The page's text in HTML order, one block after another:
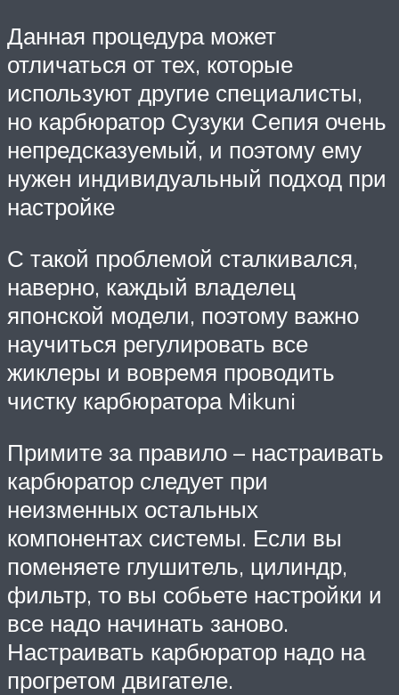
Данная процедура может
отличаться от тех, которые
используют другие специалисты,
но карбюратор Сузуки Сепия очень
непредсказуемый, и поэтому ему
нужен индивидуальный подход при
настройке
С такой проблемой сталкивался,
наверно, каждый владелец
японской модели, поэтому важно
научиться регулировать все
жиклеры и вовремя проводить
чистку карбюратора Mikuni
Примите за правило – настраивать
карбюратор следует при
неизменных остальных
компонентах системы. Если вы
поменяете глушитель, цилиндр,
фильтр, то вы собьете настройки и
все надо начинать заново.
Настраивать карбюратор надо на
прогретом двигателе.